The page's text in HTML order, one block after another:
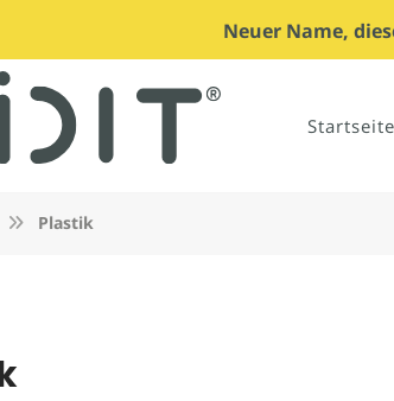
Neuer Name,
Startseite
Plastik